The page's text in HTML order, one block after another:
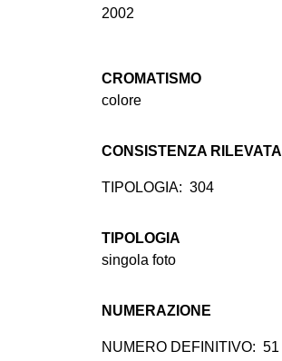
2002
CROMATISMO
colore
CONSISTENZA RILEVATA
TIPOLOGIA: 304
TIPOLOGIA
singola foto
NUMERAZIONE
NUMERO DEFINITIVO: 51